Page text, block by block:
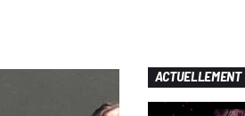
ACTUELLEMENT